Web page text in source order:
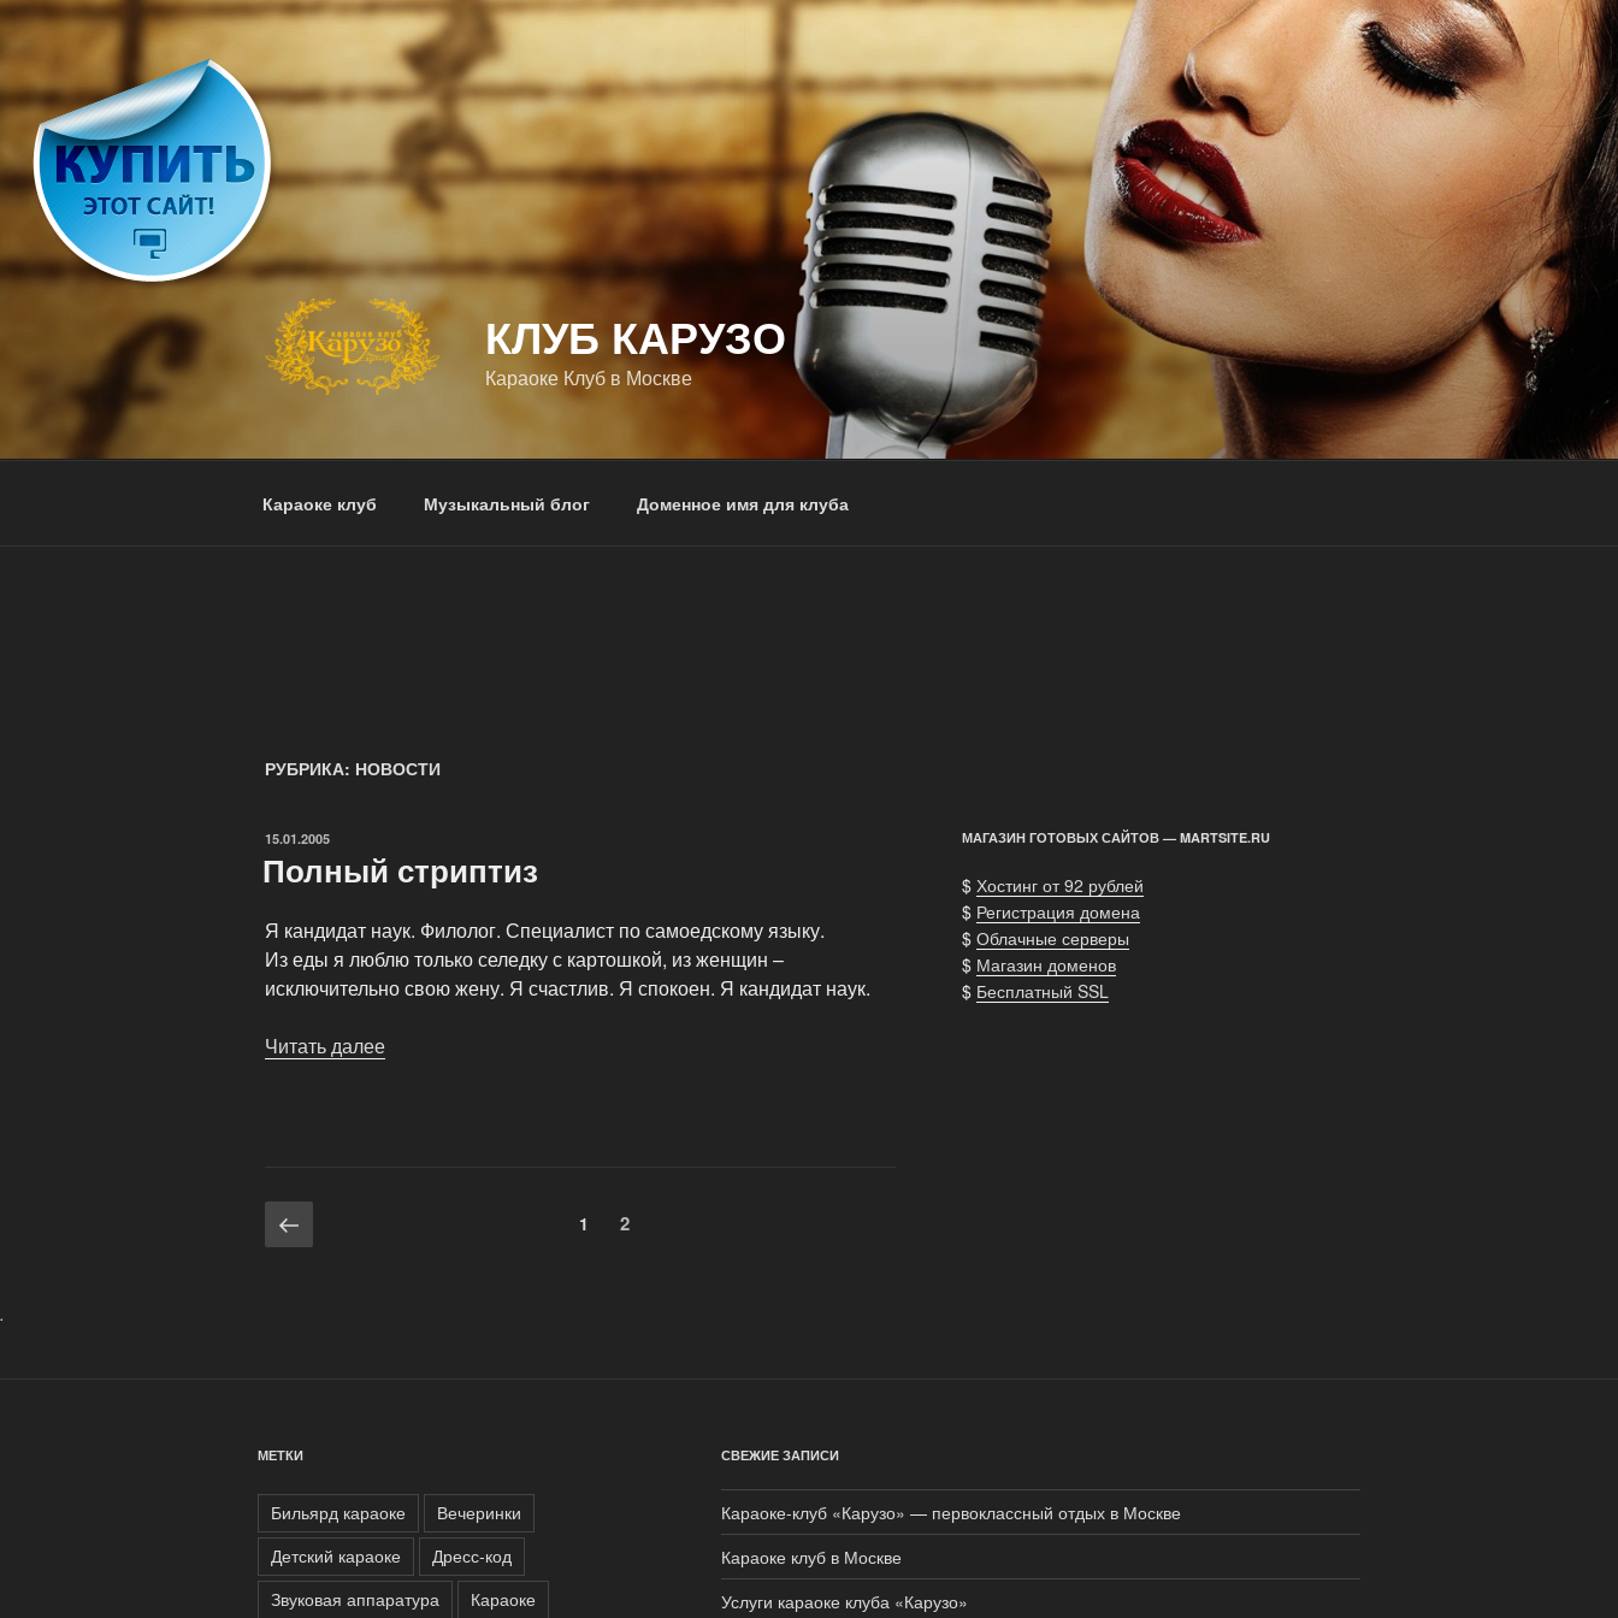
Перейти
КЛУБ КАРУЗО
Караоке Клуб в Москве
Караоке клуб Музыкальный блог Доменное имя для клуба
РУБРИКА: НОВОСТИ
ОПУБЛИКОВАНО
15.01.2005
Полный стриптиз
Я кандидат наук. Филолог. Специалист по самоедскому языку.
Из еды я люблю только селедку с картошкой, из женщин –
исключительно свою жену. Я счастлив. Я спокоен. Я кандидат наук.
Читать далее
Навигация
постраница
Страница
1 Страница
2
МАГАЗИН ГОТОВЫХ САЙТОВ — MARTSITE.RU
$ Хостинг от 92 рублей
$ Регистрация домена
$ Облачные серверы
$ Магазин доменов
$ Бесплатный SSL
.
МЕТКИ
Бильярд караоке
Вечеринки
Детский караоке
Дресс-код
Звуковая аппаратура
Караоке
СВЕЖИЕ ЗАПИСИ
Караоке-клуб «Карузо» — первоклассный отдых в Москве
Караоке клуб в Москве
Услуги караоке клуба «Карузо»